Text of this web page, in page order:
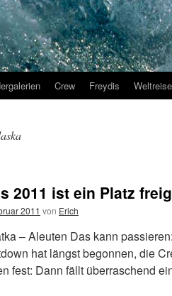
Crew Freydis
2011 ist ein Platz
2011 von Erich
– Aleuten Das kann
hat längst begonnen, die
fest: Dann fällt überraschend